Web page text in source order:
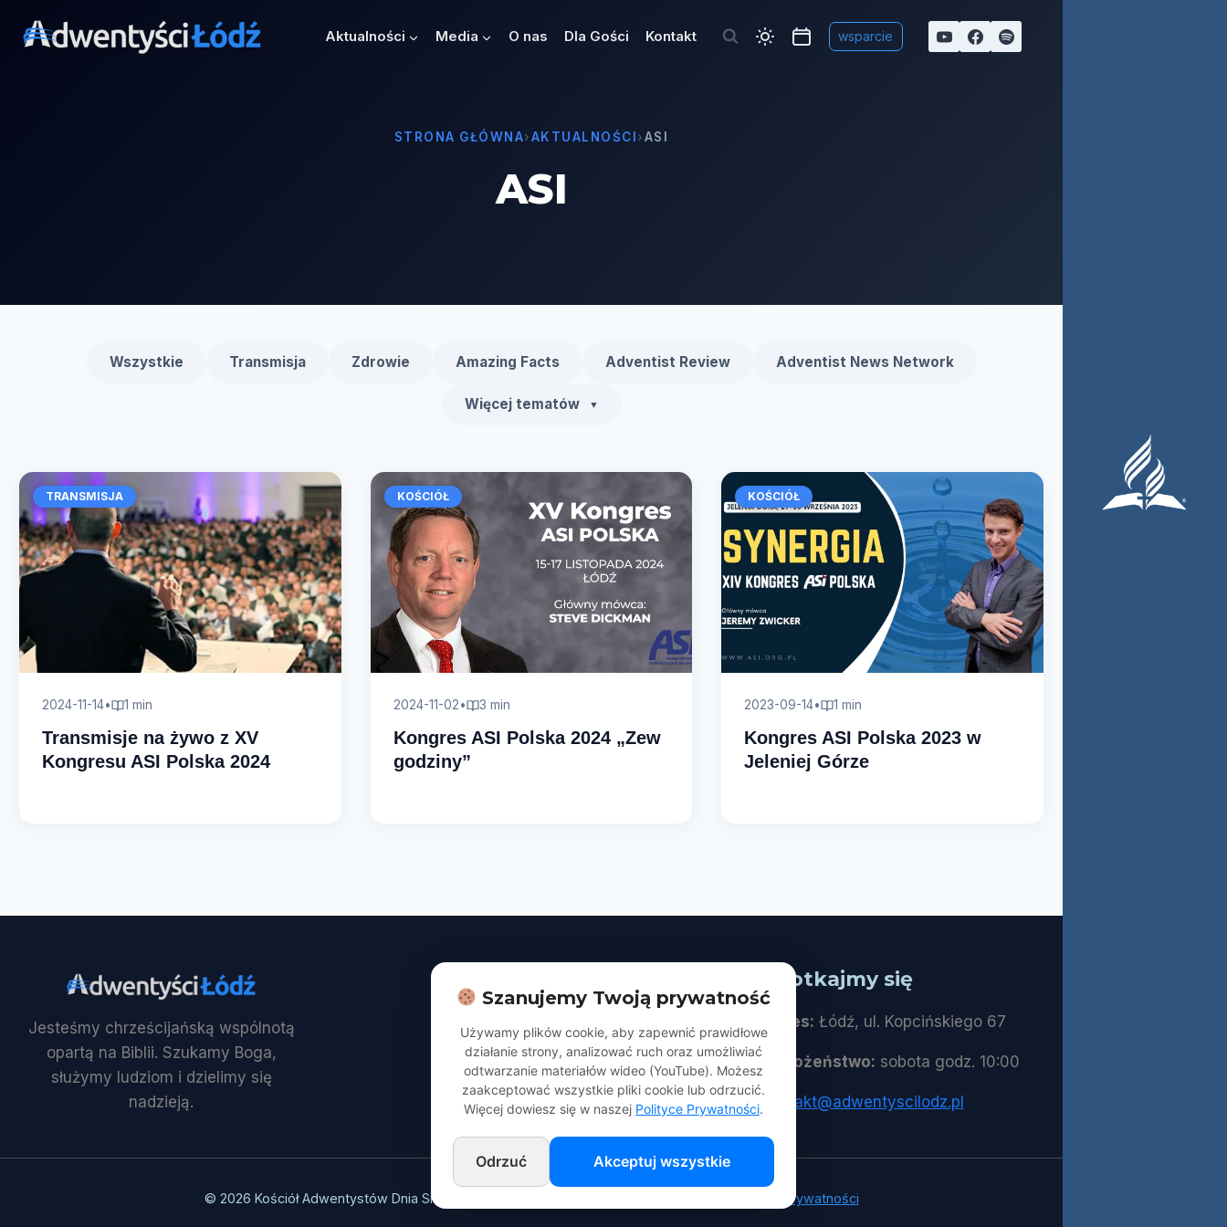
Aktualności Media O nas Dla Gości Kontakt wsparcie
STRONA GŁÓWNA›AKTUALNOŚCI ›ASI
ASI
Wszystkie Transmisja Zdrowie Amazing Facts Adventist Review Adventist News Network
Więcej tematów ▼
TRANSMISJA
2024-11-14• 1 min
Transmisje na żywo z XV
Kongresu ASI Polska 2024
KOŚCIÓŁ
2024-11-02• 3 min
Kongres ASI Polska 2024 „Zew
godziny”
KOŚCIÓŁ
2023-09-14• 1 min
Kongres ASI Polska 2023 w
Jeleniej Górze
Jesteśmy chrześcijańską wspólnotą
opartą na Biblii. Szukamy Boga,
służymy ludziom i dzielimy się
nadzieją.
Dla Gości
Aktualności | Publikacje
Spotkajmy się
Adres: Łódź, ul. Kopcińskiego 67
Nabożeństwo: sobota godz. 10:00
kontakt@adwentyscilodz.pl
© 2026 Kościół Adwentystów Dnia Siódmego w Łodzi. Wszelkie prawa zastrzeżone. Polityka Prywatności
Szanujemy Twoją prywatność
Używamy plików cookie, aby zapewnić prawidłowe
działanie strony, analizować ruch oraz umożliwiać
odtwarzanie materiałów wideo (YouTube). Możesz
zaakceptować wszystkie pliki cookie lub odrzucić.
Więcej dowiesz się w naszej Polityce Prywatności.
Odrzuć Akceptuj wszystkie